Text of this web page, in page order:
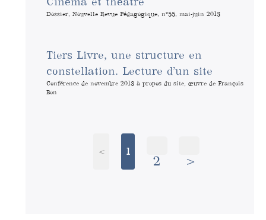
Dossier, Nouvelle Revue Pédagogique, n°55, mai-juin 2013
Tiers Livre, une structure en
constellation. Lecture d’un site
Conférence de novembre 2013 à propos du site, œuvre de François
Bon
< 1
2 >